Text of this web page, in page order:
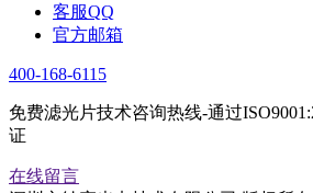
客服QQ
官方邮箱
400-168-6115
免费滤光片技术咨询热线-通过
证
在线留言